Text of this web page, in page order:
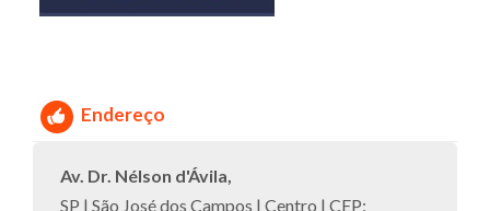
Endereço
Av. Dr. Nélson d'Ávila,
SP | São José dos Campos | Centro | CEP: